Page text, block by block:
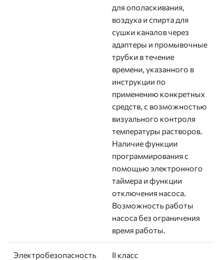
для ополаскивания,
воздуха и спирта для
сушки каналов через
адаптеры и промывочные
трубки в течение
времени, указанного в
инструкции по
применению конкретных
средств, с возможностью
визуального контроля
температуры растворов.
Наличие функции
программирования с
помощью электронного
таймера и функции
отключения насоса.
Возможность работы
насоса без ограничения
время работы.
Электробезопасность
II класс